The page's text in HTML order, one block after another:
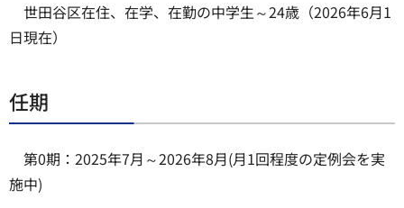
世田谷区在住、在学、在勤の中学生～24歳（2026年6月1
日現在）
任期
第0期：2025年7月～2026年8月(月1回程度の定例会を実
施中)